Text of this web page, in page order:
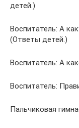
детей.)
Воспитатель: А
(Ответы детей.)
Воспитатель: А
Воспитатель:
Пальчиковая